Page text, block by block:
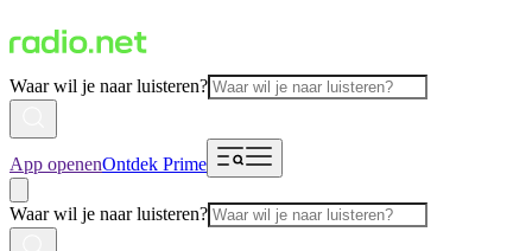
Waar wil je naar luisteren?
App openenOntdek Prime
Waar wil je naar luisteren?